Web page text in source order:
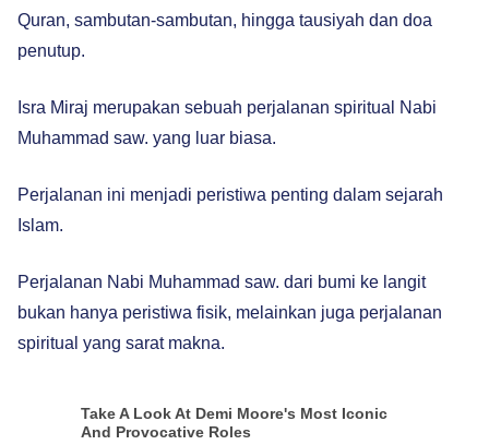
Quran, sambutan-sambutan, hingga tausiyah dan doa
penutup.
Isra Miraj merupakan sebuah perjalanan spiritual Nabi
Muhammad saw. yang luar biasa.
Perjalanan ini menjadi peristiwa penting dalam sejarah
Islam.
Perjalanan Nabi Muhammad saw. dari bumi ke langit
bukan hanya peristiwa fisik, melainkan juga perjalanan
spiritual yang sarat makna.